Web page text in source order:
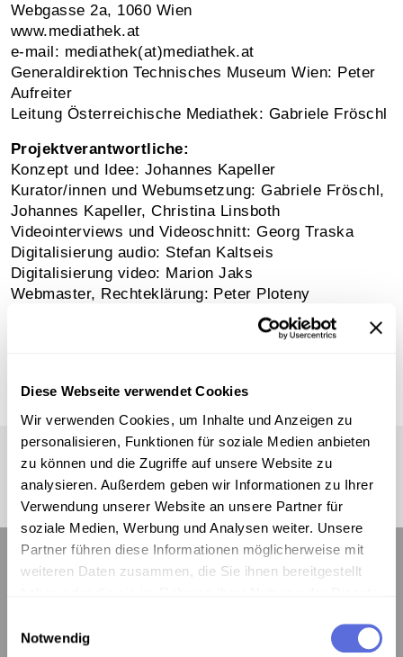
Diese Webseite verwendet Cookies
Wir verwenden Cookies, um Inhalte und Anzeigen zu
personalisieren, Funktionen für soziale Medien anbieten
zu können und die Zugriffe auf unsere Website zu
analysieren. Außerdem geben wir Informationen zu Ihrer
Verwendung unserer Website an unsere Partner für
soziale Medien, Werbung und Analysen weiter. Unsere
Partner führen diese Informationen möglicherweise mit
weiteren Daten zusammen, die Sie ihnen bereitgestellt
Notwendig
Webgasse 2a, 1060 Wien
www.mediathek.at
e-mail: mediathek(at)mediathek.at
Generaldirektion Technisches Museum Wien: Peter
Aufreiter
Leitung Österreichische Mediathek: Gabriele Fröschl
Projektverantwortliche:
Konzept und Idee: Johannes Kapeller
Kurator/innen und Webumsetzung: Gabriele Fröschl,
Johannes Kapeller, Christina Linsboth
Videointerviews und Videoschnitt: Georg Traska
Digitalisierung audio: Stefan Kaltseis
Digitalisierung video: Marion Jaks
Webmaster, Rechteklärung: Peter Ploteny